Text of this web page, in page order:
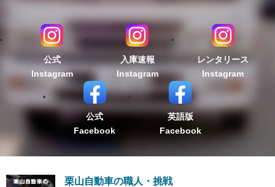
公式
Instagram
入庫速報
Instagram
レンタリース
Instagram
公式
Facebook
英語版
Facebook
栗山自動車の職人・挑戦